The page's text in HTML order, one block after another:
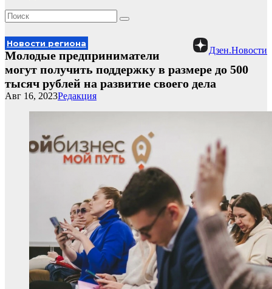
Дзен.Новости
Новости региона
Молодые предприниматели
могут получить поддержку в размере до 500
тысяч рублей на развитие своего дела
Редакция
Авг 16, 2023